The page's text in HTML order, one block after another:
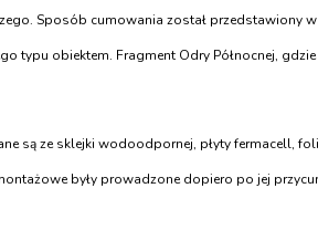
Sposób cumowania został przedstawiony
typu obiektem. Fragment Odry Północnej,
są ze sklejki wodoodpornej, płyty fermacell,
były prowadzone dopiero po jej